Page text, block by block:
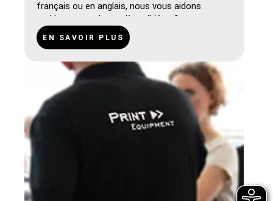
français ou en anglais, nous vous aidons
rapidement et de manière ciblée afin que vous
puissiez travailler de manière optimale.
EN SAVOIR PLUS